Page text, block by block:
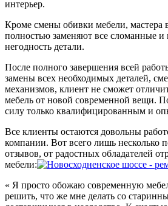
интерьер.
Кроме смены обивки мебели, мастера
полностью заменяют все сломанные
негодность детали.
После полного завершения всей
замены всех необходимых деталей,
механизмов, клиент не сможет
мебель от новой современной вещи.
силу только квалифицированным и
Все клиенты остаются довольны
компании. Вот всего лишь несколько
отзывов, от радостных обладателей
мебели:
« Я просто обожаю современную
решить, что же мне делать со